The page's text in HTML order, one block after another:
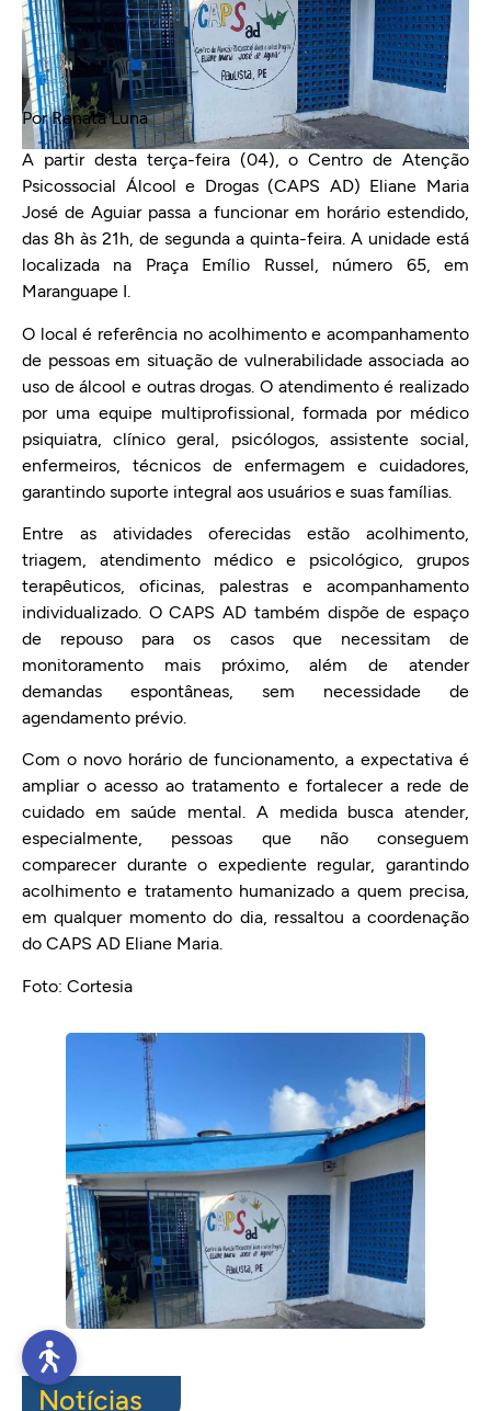
Por Renata Luna
A partir desta terça-feira (04), o Centro de Atenção
Psicossocial Álcool e Drogas (CAPS AD) Eliane Maria
José de Aguiar passa a funcionar em horário estendido,
das 8h às 21h, de segunda a quinta-feira. A unidade está
localizada na Praça Emílio Russel, número 65, em
Maranguape I.
O local é referência no acolhimento e acompanhamento
de pessoas em situação de vulnerabilidade associada ao
uso de álcool e outras drogas. O atendimento é realizado
por uma equipe multiprofissional, formada por médico
psiquiatra, clínico geral, psicólogos, assistente social,
enfermeiros, técnicos de enfermagem e cuidadores,
garantindo suporte integral aos usuários e suas famílias.
Entre as atividades oferecidas estão acolhimento,
triagem, atendimento médico e psicológico, grupos
terapêuticos, oficinas, palestras e acompanhamento
individualizado. O CAPS AD também dispõe de espaço
de repouso para os casos que necessitam de
monitoramento mais próximo, além de atender
demandas espontâneas, sem necessidade de
agendamento prévio.
Com o novo horário de funcionamento, a expectativa é
ampliar o acesso ao tratamento e fortalecer a rede de
cuidado em saúde mental. A medida busca atender,
especialmente, pessoas que não conseguem
comparecer durante o expediente regular, garantindo
acolhimento e tratamento humanizado a quem precisa,
em qualquer momento do dia, ressaltou a coordenação
do CAPS AD Eliane Maria.
Foto: Cortesia
Notícias